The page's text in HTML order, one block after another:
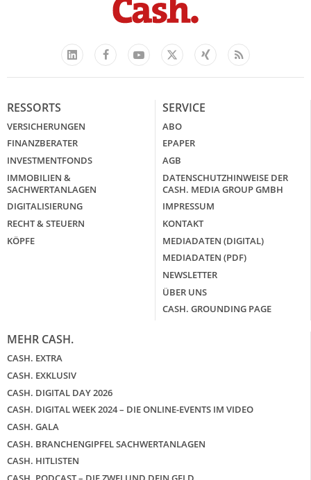
LinkedIn
FacebookYouTube
X
Xing Feed
RESSORTS
VERSICHERUNGEN
FINANZBERATER
INVESTMENTFONDS
IMMOBILIEN &
SACHWERTANLAGEN
DIGITALISIERUNG
RECHT & STEUERN
KÖPFE
SERVICE
ABO
EPAPER
AGB
DATENSCHUTZHINWEISE DER
CASH. MEDIA GROUP GMBH
IMPRESSUM
KONTAKT
MEDIADATEN (DIGITAL)
MEDIADATEN (PDF)
NEWSLETTER
ÜBER UNS
CASH. GROUNDING PAGE
MEHR CASH.
CASH. EXTRA
CASH. EXKLUSIV
CASH. DIGITAL DAY 2026
CASH. DIGITAL WEEK 2024 – DIE ONLINE-EVENTS IM VIDEO
CASH. GALA
CASH. BRANCHENGIPFEL SACHWERTANLAGEN
CASH. HITLISTEN